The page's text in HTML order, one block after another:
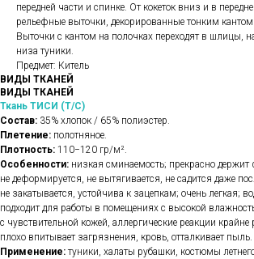
передней части и спинке. От кокеток вниз и в
рельефные выточки, декорированные тонким кантом
Выточки с кантом на полочках переходят в шлицы,
низа туники.
Предмет: Китель
ВИДЫ ТКАНЕЙ
ВИДЫ ТКАНЕЙ
Ткань ТИСИ (Т/С)
Состав: 35% хлопок / 65% полиэстер.
Плетение: полотняное.
Плотность: 110−120 гр/м².
Особенности: низкая сминаемость; прекрасно
не деформируется, не вытягивается, не садится даже
не закатывается, устойчива к зацепкам; очень легкая;
подходит для работы в помещениях с высокой
с чувствительной кожей, аллергические реакции крайне
плохо впитывает загрязнения, кровь, отталкивает пыль.
Применение: туники, халаты рубашки, костюмы